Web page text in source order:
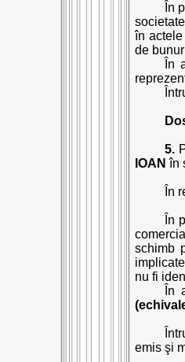
În
în
de
În
5.
IOAN în
În
În
schimb
nu fi
În
emis şi